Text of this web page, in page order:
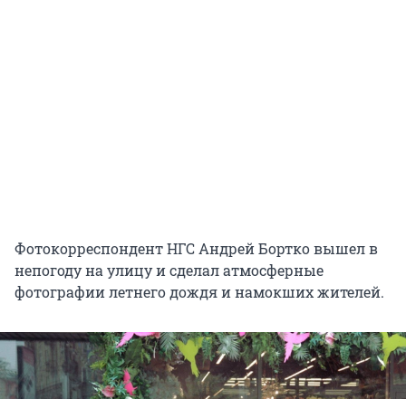
Фотокорреспондент НГС Андрей Бортко вышел в
непогоду на улицу и сделал атмосферные
фотографии летнего дождя и намокших жителей.